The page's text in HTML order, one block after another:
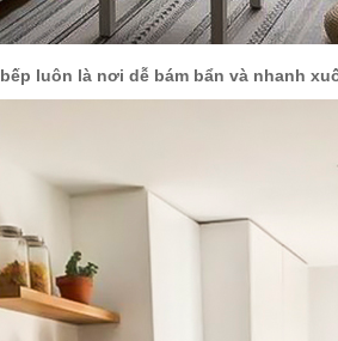
luôn là nơi dễ bám bẩn và nhanh